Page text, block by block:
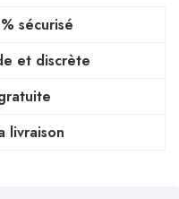
sécurisé
et discrète
livraison